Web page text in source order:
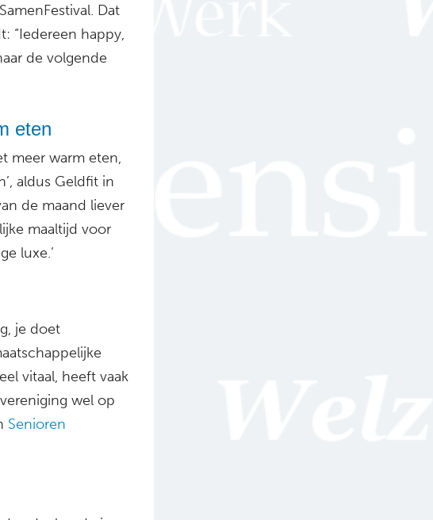
Dat
“Iedereen happy,
de volgende
eten
meer warm eten,
aldus Geldfit in
de maand liever
maaltijd voor
luxe.’
je doet
vitaal, heeft vaak
wel op
Senioren